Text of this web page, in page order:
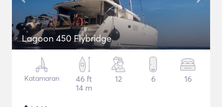
Lagoon 450 Flybridge
Katamaran
46 ft
14 m
12 6 16